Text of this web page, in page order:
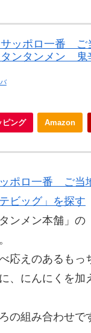
ッポロ一番 ご
ンタンメン 鬼
ピング Amazon
ポロ一番 ご
ビッグ」を探す
ンメン本舗」
応えのあるもっ
、にんにくを
の組み合わせで